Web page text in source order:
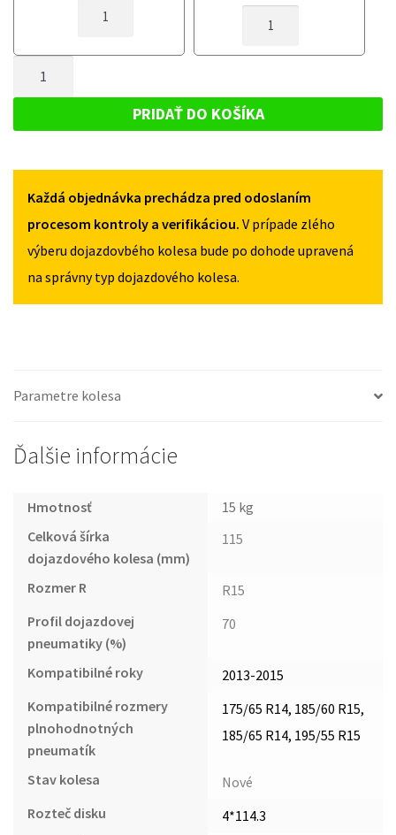
DOJAZDOVÉ
MITSUBISHI
2013-
115/70R15
DOJAZDOVÉ
2013-
2015
MITSUBISHI
2015
115/70R15
4X100
PRIDAŤ DO KOŠÍKA
Každá objednávka prechádza pred odoslaním
procesom kontroly a verifikáciou. V prípade zlého
výberu dojazdovbého kolesa bude po dohode upravená
na správny typ dojazdového kolesa.
Parametre kolesa
Ďalšie informácie
Hmotnosť
15 kg
Celková šírka
dojazdového kolesa (mm)
115
Rozmer R
R15
Profil dojazdovej
pneumatiky (%)
70
Kompatibilné roky
2013-2015
Kompatibilné rozmery
plnohodnotných
pneumatík
175/65 R14, 185/60 R15,
185/65 R14, 195/55 R15
Stav kolesa
Nové
Rozteč disku
4*114.3